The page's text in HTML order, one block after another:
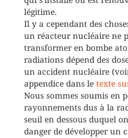
légitime.
Il y a cependant des
un réacteur nucléaire ne
transformer en bombe
radiations dépend des
un accident nucléaire
appendice dans le texte
Nous sommes soumis en
rayonnements dus à la
seuil en dessous duquel
danger de développer un